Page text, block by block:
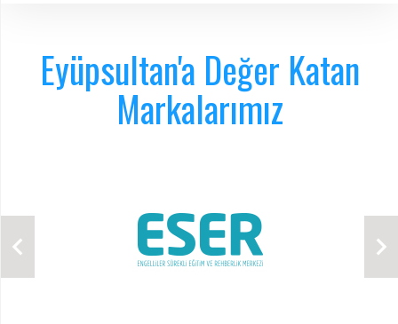
Eyüpsultan'a Değer Katan
Markalarımız